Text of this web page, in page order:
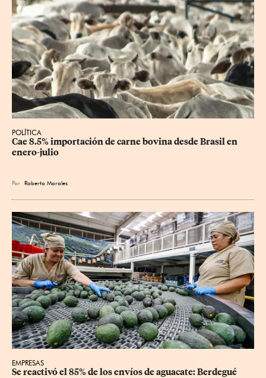
POLÍTICA
Cae 8.5% importación de carne bovina desde Brasil en
enero-julio
Por Roberto Morales
EMPRESAS
Se reactivó el 85% de los envíos de aguacate: Berdegué